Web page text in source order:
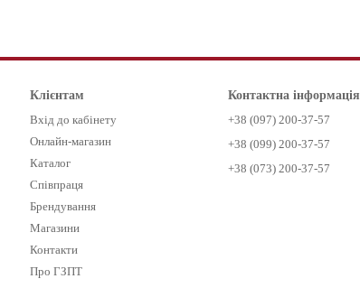
Клієнтам
Вхід до кабінету
Онлайн-магазин
Каталог
Співпраця
Брендування
Магазини
Контакти
Про ГЗПТ
Контактна інформація
+38 (097) 200-37-57
+38 (099) 200-37-57
+38 (073) 200-37-57